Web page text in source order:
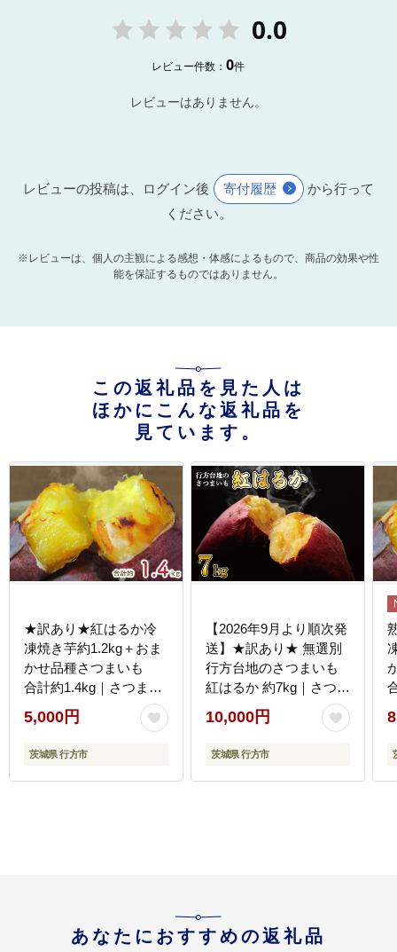
0.0
レビュー件数：0件
レビューはありません。
レビューの投稿は、ログイン後 寄付履歴
から行って
ください。
※レビューは、個人の主観による感想・体感によるもので、商品の効果や性
能を保証するものではありません。
この返礼品を見た人は
ほかにこんな返礼品を
見ています。
★訳あり★紅はるか冷
凍焼き芋約1.2kg＋おま
かせ品種さつまいも
合計約1.4kg｜さつまい
も サツマイモ さつま芋
焼き芋 やきいも 冷凍 冷
凍焼き芋 訳あり 訳アリ
(EY-26)
5,000円
茨城県 行方市
【2026年9月より順次発
送】★訳あり★ 無選別
行方台地のさつまいも
紅はるか 約7kg｜さつま
いも 芋 サツマイモ 紅は
るか 訳あり わけあり 無
選別 先行予約 茨城県 行
10,000円
茨城県 行方市
あなたにおすすめの返礼品